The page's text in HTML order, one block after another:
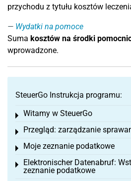
przychodu z tytułu kosztów
Wydatki na pomoce
Suma kosztów na środki
wprowadzone.
SteuerGo Instrukcja programu:
Witamy w SteuerGo
Toggle menu
Przegląd: zarządzanie
Toggle menu
Moje zeznanie podatkowe
Toggle menu
Elektronischer Datenabruf:
zeznanie podatkowe
Toggle menu